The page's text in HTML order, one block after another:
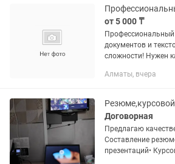
клиентам,...
от 5 000 ₸
документов и
сложности! Нужен качественный и
оттенка? Помогу
📌 Основные...
Алматы, вчера
Договорная
Предлагаю
Составление
презентаций•